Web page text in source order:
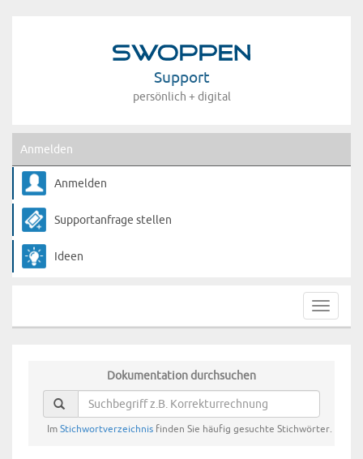
Support
persönlich + digital
Anmelden
Anmelden
Supportanfrage stellen
Ideen
Toggle
Dokumentation durchsuchen
Im Stichwortverzeichnis finden Sie häufig gesuchte Stichwörter.